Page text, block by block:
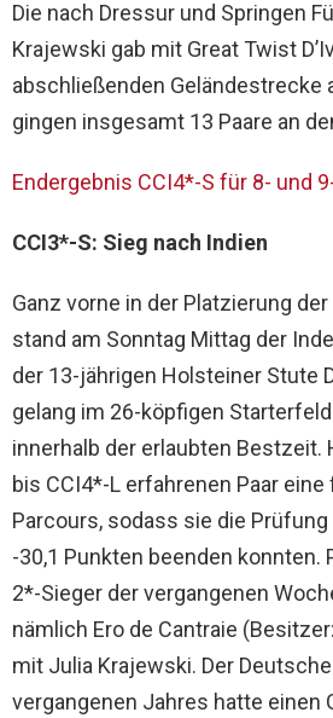
Die nach Dressur und Springen
Krajewski gab mit Great Twist
abschließenden Geländestrecke
gingen insgesamt 13 Paare an
Endergebnis CCI4*-S für 8- und
CCI3*-S: Sieg nach Indien
Ganz vorne in der Platzierung
stand am Sonntag Mittag der
der 13-jährigen Holsteiner Stute
gelang im 26-köpfigen
innerhalb der erlaubten Bestzeit.
bis CCI4*-L erfahrenen Paar
Parcours, sodass sie die
-30,1 Punkten beenden konnten.
2*-Sieger der vergangenen
nämlich Ero de Cantraie
mit Julia Krajewski. Der
vergangenen Jahres hatte einen